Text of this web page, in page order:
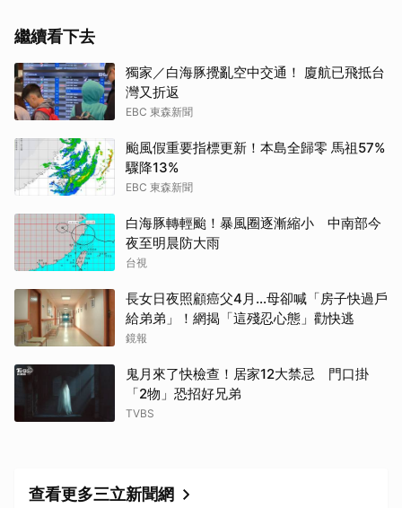
繼續看下去
獨家／白海豚攪亂空中交通！ 廈航已飛抵台
灣又折返
EBC 東森新聞
颱風假重要指標更新！本島全歸零 馬祖57%
驟降13%
EBC 東森新聞
白海豚轉輕颱！暴風圈逐漸縮小 中南部今
夜至明晨防大雨
台視
長女日夜照顧癌父4月…母卻喊「房子快過戶
給弟弟」！網揭「這殘忍心態」勸快逃
鏡報
鬼月來了快檢查！居家12大禁忌 門口掛
「2物」恐招好兄弟
TVBS
查看更多三立新聞網